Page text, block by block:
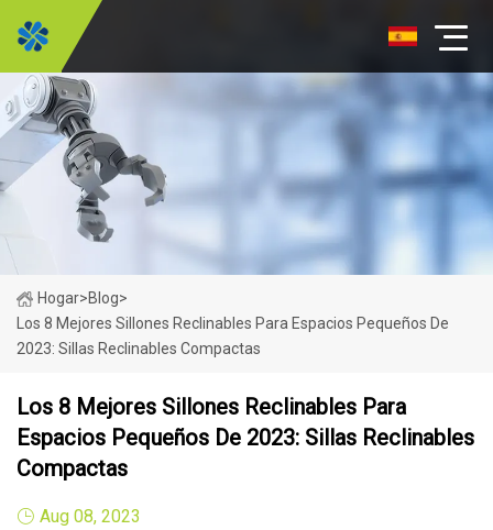
Hogar>Blog>
Los 8 Mejores Sillones Reclinables Para Espacios Pequeños De
2023: Sillas Reclinables Compactas
Los 8 Mejores Sillones Reclinables Para
Espacios Pequeños De 2023: Sillas Reclinables
Compactas
Aug 08, 2023